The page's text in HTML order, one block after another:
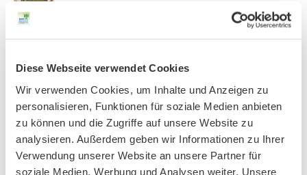
Diese Webseite verwendet Cookies
Wir verwenden Cookies, um Inhalte und Anzeigen zu
personalisieren, Funktionen für soziale Medien anbieten
zu können und die Zugriffe auf unsere Website zu
analysieren. Außerdem geben wir Informationen zu Ihrer
Verwendung unserer Website an unsere Partner für
soziale Medien, Werbung und Analysen weiter. Unsere
Ankündigung Jahres-Mitgliederversammlung
2026
PHONSTUDIO Sendung Juni 2026